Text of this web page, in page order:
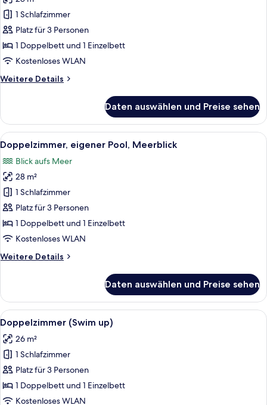
Doppelzimmer,
eingeschränkter
Meerblick
anzeigen
1 Schlafzimmer
Platz für 3 Personen
1 Doppelbett und 1 Einzelbett
Kostenloses WLAN
Weitere Details
Weitere
Doppelzimmer,
eingeschränkter
Meerblick
Daten auswählen und Preise sehen
Alle
Fotos
für
Doppelzimmer,
eigener
Pool,
Meerblick
anzeigen
Ein modernes Hotelzimmer mit
5
Doppelzimmer, eigener Pool, Meerblick
Blick aufs Meer
28 m²
1 Schlafzimmer
Platz für 3 Personen
1 Doppelbett und 1 Einzelbett
Kostenloses WLAN
Weitere Details
Weitere
eigener
Pool,
Meerblick
Daten auswählen und Preise sehen
Alle
Fotos
für
Doppelzimmer
(Swim
up)
anzeigen
Ein Hotelzimmer mit zwei Betten,
3
Doppelzimmer (Swim up)
26 m²
1 Schlafzimmer
Platz für 3 Personen
1 Doppelbett und 1 Einzelbett
Kostenloses WLAN